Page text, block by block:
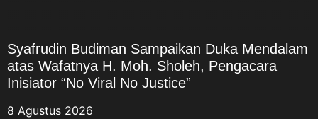
Syafrudin Budiman Sampaikan Duka Mendalam
atas Wafatnya H. Moh. Sholeh, Pengacara
Inisiator “No Viral No Justice”
8 Agustus 2026